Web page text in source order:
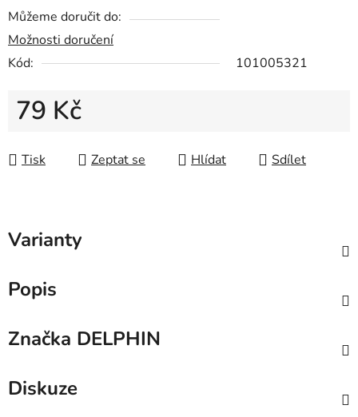
Můžeme doručit do:
Možnosti doručení
Kód:
101005321
79 Kč
Tisk
Zeptat se Hlídat Sdílet
Varianty
Popis
Značka DELPHIN
Diskuze